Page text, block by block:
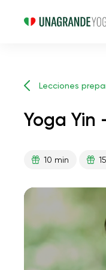
Lecciones
Yoga Yin
10 min